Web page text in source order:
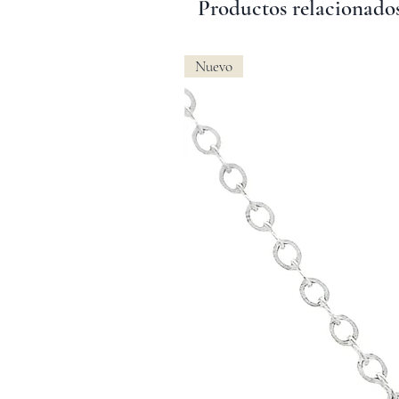
Productos
Nuevo